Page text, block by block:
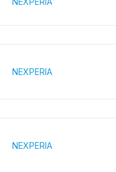
NEXPERIA
NEXPERIA